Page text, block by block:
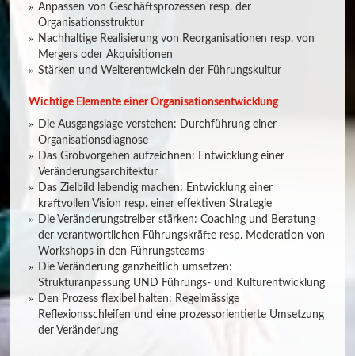
Anpassen von Geschäftsprozessen resp. der
Organisationsstruktur
Nachhaltige Realisierung von Reorganisationen resp. von
Mergers oder Akquisitionen
Stärken und Weiterentwickeln der Führungskultur
Wichtige Elemente einer Organisationsentwicklung
Die Ausgangslage verstehen: Durchführung einer
Organisationsdiagnose
Das Grobvorgehen aufzeichnen: Entwicklung einer
Veränderungsarchitektur
Das Zielbild lebendig machen: Entwicklung einer
kraftvollen Vision resp. einer effektiven Strategie
Die Veränderungstreiber stärken: Coaching und Beratung
der verantwortlichen Führungskräfte resp. Moderation von
Workshops in den Führungsteams
Die Veränderung ganzheitlich umsetzen:
Strukturanpassung UND Führungs- und Kulturentwicklung
Den Prozess flexibel halten: Regelmässige
Reflexionsschleifen und eine prozessorientierte Umsetzung
der Veränderung